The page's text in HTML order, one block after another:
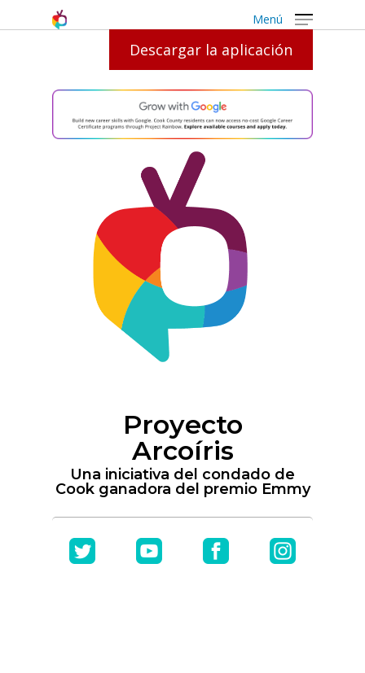
Menú
Descargar la aplicación
Proyecto
Arcoíris
Una iniciativa del condado de
Cook ganadora del premio Emmy